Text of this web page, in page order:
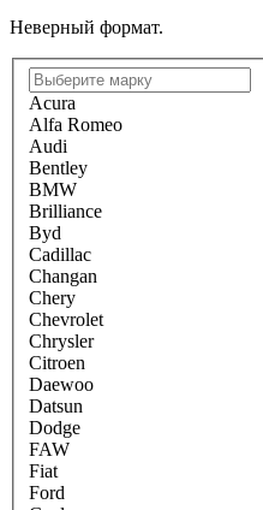
Неверный формат.
Acura
Alfa Romeo
Audi
Bentley
BMW
Brilliance
Byd
Cadillac
Changan
Chery
Chevrolet
Chrysler
Citroen
Daewoo
Datsun
Dodge
FAW
Fiat
Ford